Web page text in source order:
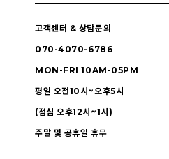
고객센터 & 상담문의
070-4070-6786
MON-FRI 10AM-05PM
평일 오전10시~오후5시
(점심 오후12시~1시)
주말 및 공휴일 휴무